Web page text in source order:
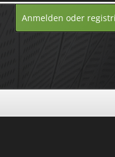
Anmelden oder